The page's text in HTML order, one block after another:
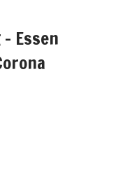
Essen